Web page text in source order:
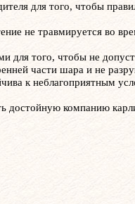
для того, чтобы
не травмируется во
для того, чтобы не
части шара и не
к неблагоприятным
достойную компанию